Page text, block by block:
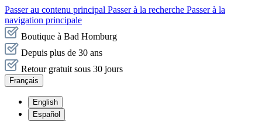
Passer au contenu principal Passer à la recherche Passer à la
navigation principale
Boutique à Bad Homburg
Depuis plus de 30 ans
Retour gratuit sous 30 jours
Français
English
Español